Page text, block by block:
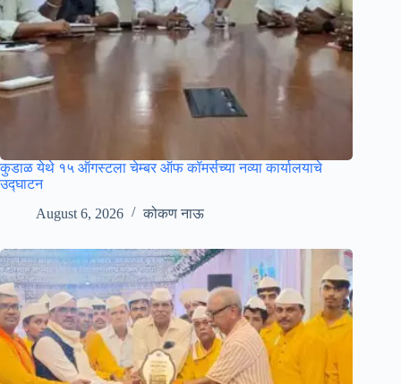
कुडाळ येथे १५ ऑगस्टला चेम्बर ऑफ कॉमर्सच्या नव्या कार्यालयाचे
उ‌द्घाटन
August 6, 2026
कोकण नाऊ